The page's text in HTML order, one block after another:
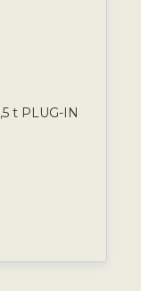
t PLUG-IN